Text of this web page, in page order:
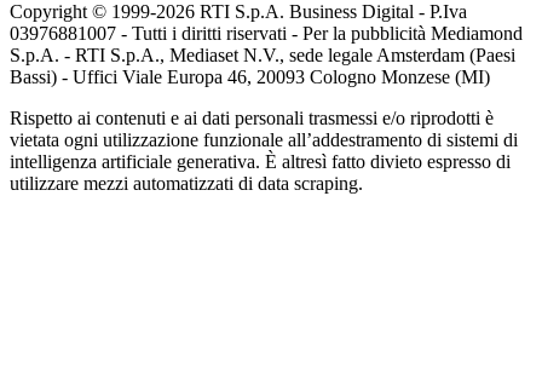
Copyright © 1999-2026 RTI S.p.A. Business Digital - P.Iva
03976881007 - Tutti i diritti riservati - Per la pubblicità Mediamond
S.p.A. - RTI S.p.A., Mediaset N.V., sede legale Amsterdam (Paesi
Bassi) - Uffici Viale Europa 46, 20093 Cologno Monzese (MI)
Rispetto ai contenuti e ai dati personali trasmessi e/o riprodotti è
vietata ogni utilizzazione funzionale all’addestramento di sistemi di
intelligenza artificiale generativa. È altresì fatto divieto espresso di
utilizzare mezzi automatizzati di data scraping.